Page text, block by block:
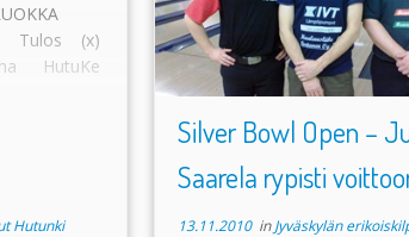
Tulos (x)
HutuKe
Jyväskylä
Hutunki
Saarelan toimesta.
muukin pääsi
Saarelapiti pintansa round
mahtipelillä hankkimansa
loppuun saakka ja nappasi
lopulta neljän pisteen turvin
Joonas Jehkistä. Jehkiseltä
yhtä kaatoa
kahdeksan kaadon
Silver Bowl Open –
Saarela rypisti
13.11.2010inJyväskylän